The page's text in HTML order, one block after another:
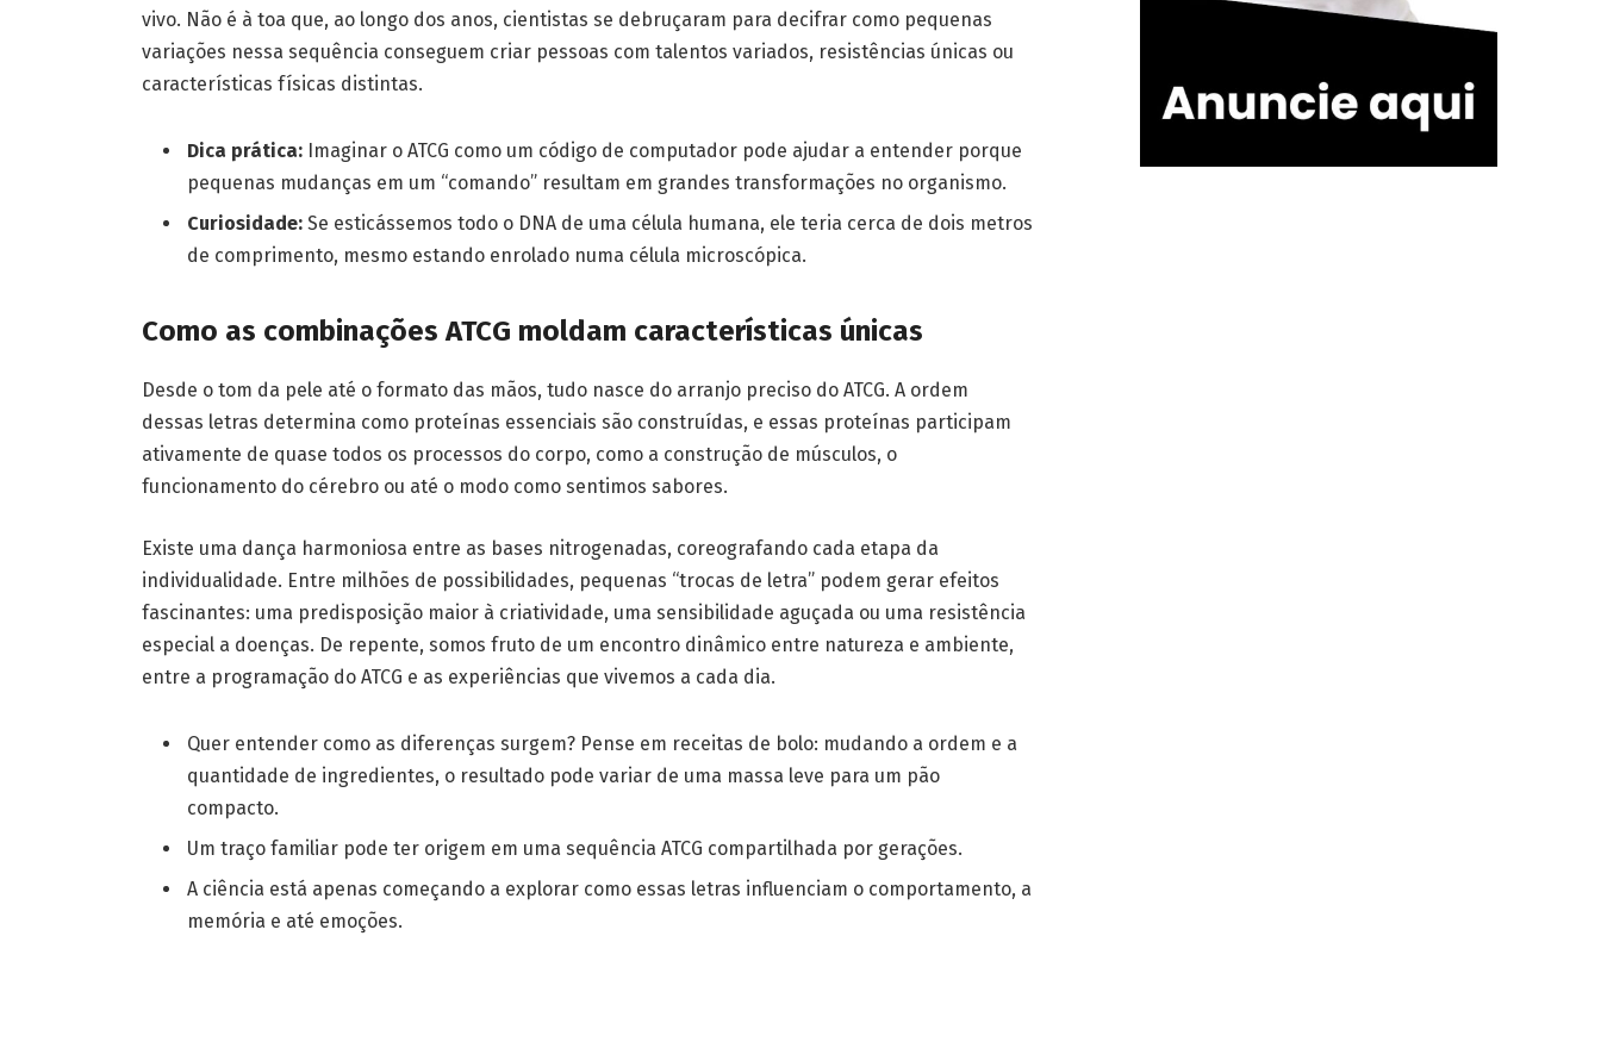
vivo. Não é à toa que, ao longo dos anos, cientistas se debruçaram para decifrar como pequenas
variações nessa sequência conseguem criar pessoas com talentos variados, resistências únicas ou
características físicas distintas.
Dica prática:Imaginar o ATCG como um código de computador pode ajudar a entender porque
pequenas mudanças em um “comando” resultam em grandes transformações no organismo.
Curiosidade:Se esticássemos todo o DNA de uma célula humana, ele teria cerca de dois metros
de comprimento, mesmo estando enrolado numa célula microscópica.
Como as combinações ATCG moldam características únicas
Desde o tom da pele até o formato das mãos, tudo nasce do arranjo preciso do ATCG. A ordem
dessas letras determina como proteínas essenciais são construídas, e essas proteínas participam
ativamente de quase todos os processos do corpo, como a construção de músculos, o
funcionamento do cérebro ou até o modo como sentimos sabores.
Existe uma dança harmoniosa entre as bases nitrogenadas, coreografando cada etapa da
individualidade. Entre milhões de possibilidades, pequenas “trocas de letra” podem gerar efeitos
fascinantes: uma predisposição maior à criatividade, uma sensibilidade aguçada ou uma resistência
especial a doenças. De repente, somos fruto de um encontro dinâmico entre natureza e ambiente,
entre a programação do ATCG e as experiências que vivemos a cada dia.
Quer entender como as diferenças surgem? Pense em receitas de bolo: mudando a ordem e a
quantidade de ingredientes, o resultado pode variar de uma massa leve para um pão
compacto.
Um traço familiar pode ter origem em uma sequência ATCG compartilhada por gerações.
A ciência está apenas começando a explorar como essas letras influenciam o comportamento, a
memória e até emoções.